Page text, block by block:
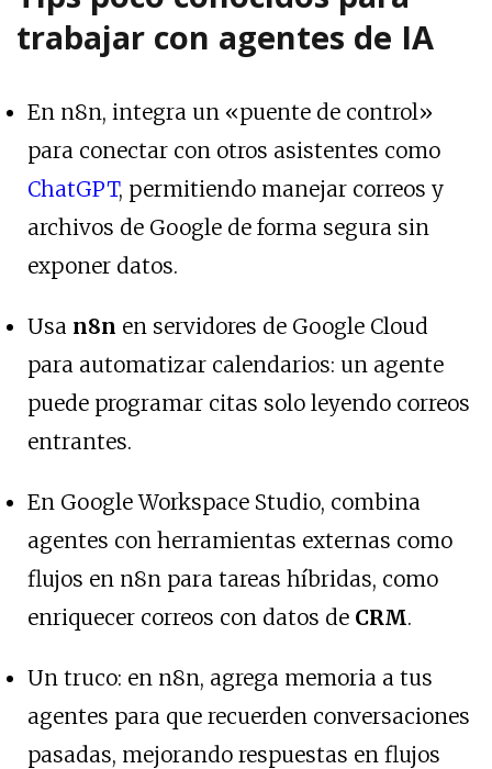
trabajar con agentes de IA
En n8n, integra un «puente de control»
para conectar con otros asistentes como
ChatGPT, permitiendo manejar correos y
archivos de Google de forma segura sin
exponer datos.
Usa n8n en servidores de Google Cloud
para automatizar calendarios: un agente
puede programar citas solo leyendo correos
entrantes.
En Google Workspace Studio, combina
agentes con herramientas externas como
flujos en n8n para tareas híbridas, como
enriquecer correos con datos de CRM.
Un truco: en n8n, agrega memoria a tus
agentes para que recuerden conversaciones
pasadas, mejorando respuestas en flujos